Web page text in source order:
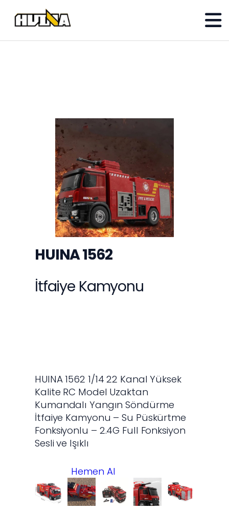
✓ Resmi Huina Distribütörü
✓ Oyuncakhobi iştiraki
Diecast İş Makinaları
Detaylı | Metal | Koleksiyon için !!
Yedek Parça
Huina yedek parçalar
Online Mağaza
HUINA 1562
İtfaiye Kamyonu
HUINA 1562 1/14 22 Kanal Yüksek
Kalite RC Model Uzaktan
Kumandalı Yangın Söndürme
İtfaiye Kamyonu – Su Püskürtme
Fonksiyonlu – 2.4G Full Fonksiyon
Sesli ve Işıklı
Hemen Al